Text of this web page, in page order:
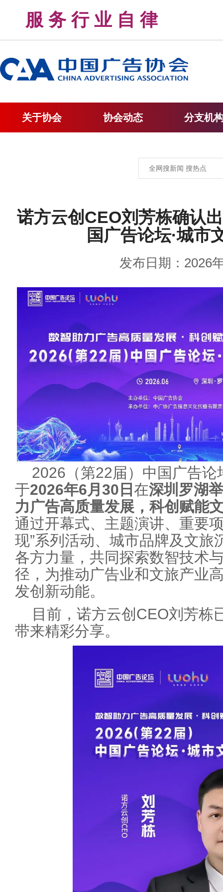
服 务 行 业 自 律
关于协会 协会动态 分支机
诺方云创CEO刘芳栋确认
国广告论坛·城市
发布日期：2026
2026（第22届）中国广告论
于2026年6月30日 在深圳罗湖
力广告高质量发展，科创赋能
通过开幕式、主题演讲、重要
现”系列活动、城市品牌及文旅
各方力量，共同探索数智技术
径，为推动广告业和文旅产业
发创新动能。
目前，诺方云创CEO刘芳栋
带来精彩分享。